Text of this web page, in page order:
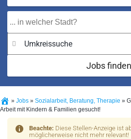
Jobs finden
» Jobs » Sozialarbeit, Beratung, Therapie »
Arbeit mit Kindern & Familien gesucht!
Beachte: Diese Stellen-Anzeige ist
möglicherweise nicht mehr relevant!